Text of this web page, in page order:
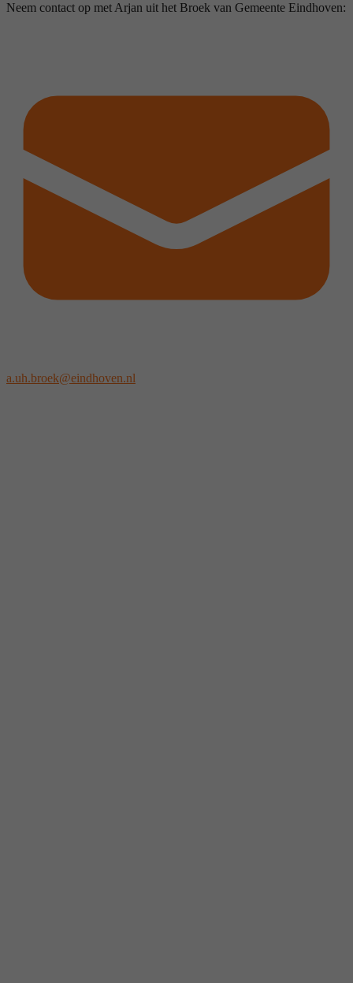
Neem contact op met Arjan uit het Broek van Gemeente Eindhoven:
a.uh.broek@eindhoven.nl